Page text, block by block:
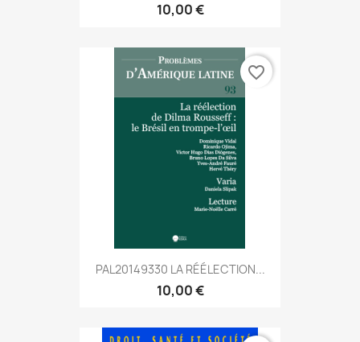
10,00 €
PAL20149330 LA RÉÉLECTION...
10,00 €
favorite_border